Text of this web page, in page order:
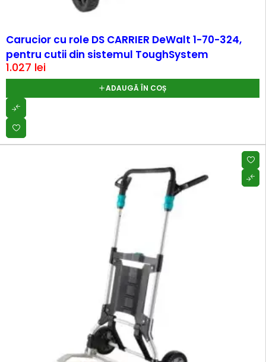
Carucior cu role DS CARRIER DeWalt 1-70-324,
pentru cutii din sistemul ToughSystem
1.027 lei
ADAUGĂ ÎN COȘ